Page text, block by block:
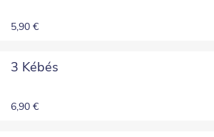
5,90 €
3 Kébés
6,90 €